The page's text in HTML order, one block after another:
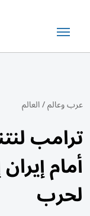
عرب وعالم/العالم
ترامب
أمام
لحرب